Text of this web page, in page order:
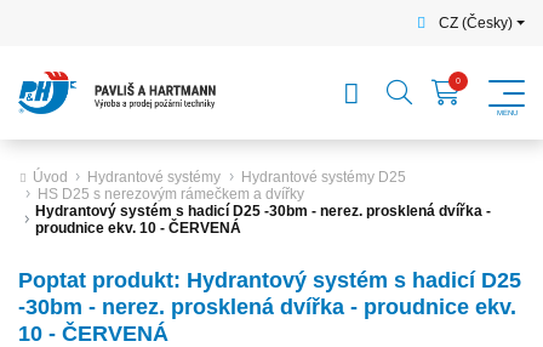
CZ (Česky)
Úvod Hydrantové systémy
Hydrantové systémy D25
HS D25 s nerezovým rámečkem a dvířky
Hydrantový systém s hadicí D25 -30bm - nerez. prosklená dvířka -
proudnice ekv. 10 - ČERVENÁ
Poptat produkt: Hydrantový systém s hadicí D25
-30bm - nerez. prosklená dvířka - proudnice ekv.
10 - ČERVENÁ